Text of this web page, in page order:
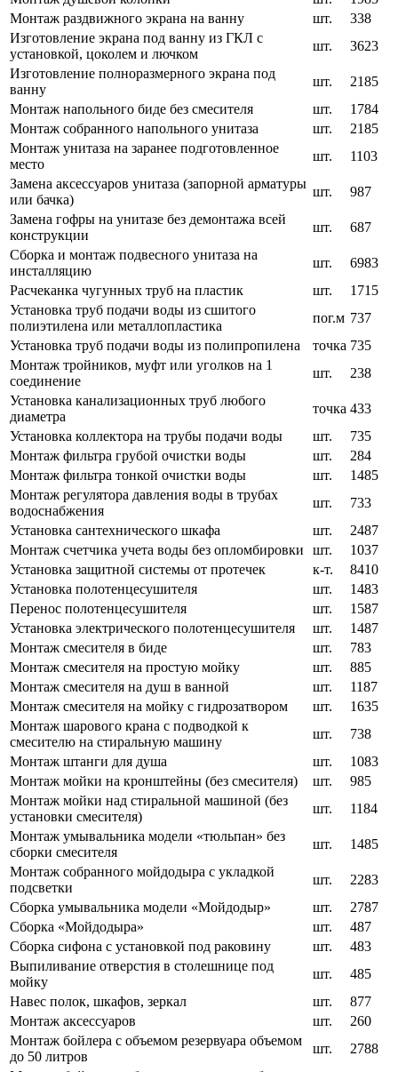
Монтаж раздвижного экрана на ванну
шт.
338
Изготовление экрана под ванну из ГКЛ с
установкой, цоколем и лючком
шт.
3623
Изготовление полноразмерного экрана под
ванну
шт.
2185
Монтаж напольного биде без смесителя
шт.
1784
Монтаж собранного напольного унитаза
шт.
2185
Монтаж унитаза на заранее подготовленное
место
шт.
1103
Замена аксессуаров унитаза (запорной арматуры
или бачка)
шт.
987
Замена гофры на унитазе без демонтажа всей
конструкции
шт.
687
Сборка и монтаж подвесного унитаза на
инсталляцию
шт.
6983
Расчеканка чугунных труб на пластик
шт.
1715
Установка труб подачи воды из сшитого
полиэтилена или металлопластика
пог.м 737
Установка труб подачи воды из полипропилена
точка 735
Монтаж тройников, муфт или уголков на 1
соединение
шт.
238
Установка канализационных труб любого
диаметра
точка 433
Установка коллектора на трубы подачи воды
шт.
735
Монтаж фильтра грубой очистки воды
шт.
284
Монтаж фильтра тонкой очистки воды
шт.
1485
Монтаж регулятора давления воды в трубах
водоснабжения
шт.
733
Установка сантехнического шкафа
шт.
2487
Монтаж счетчика учета воды без опломбировки
шт.
1037
Установка защитной системы от протечек
к-т.
8410
Установка полотенцесушителя
шт.
1483
Перенос полотенцесушителя
шт.
1587
Установка электрического полотенцесушителя
шт.
1487
Монтаж смесителя в биде
шт.
783
Монтаж смесителя на простую мойку
шт.
885
Монтаж смесителя на душ в ванной
шт.
1187
Монтаж смесителя на мойку с гидрозатвором
шт.
1635
Монтаж шарового крана с подводкой к
смесителю на стиральную машину
шт.
738
Монтаж штанги для душа
шт.
1083
Монтаж мойки на кронштейны (без смесителя)
шт.
985
Монтаж мойки над стиральной машиной (без
установки смесителя)
шт.
1184
Монтаж умывальника модели «тюльпан» без
сборки смесителя
шт.
1485
Монтаж собранного мойдодыра с укладкой
подсветки
шт.
2283
Сборка умывальника модели «Мойдодыр»
шт.
2787
Сборка «Мойдодыра»
шт.
487
Сборка сифона с установкой под раковину
шт.
483
Выпиливание отверстия в столешнице под
мойку
шт.
485
Навес полок, шкафов, зеркал
шт.
877
Монтаж аксессуаров
шт.
260
Монтаж бойлера с объемом резервуара объемом
до 50 литров
шт.
2788